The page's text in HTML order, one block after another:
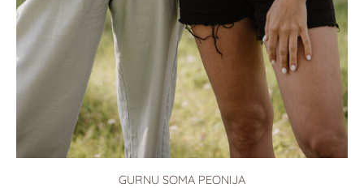
GURNU SOMA PEONIJA